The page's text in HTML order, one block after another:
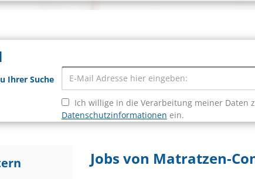
Ihrer Suche
Ich willige in die Verarbeitung meiner Daten
Datenschutzinformationen ein.
Jobs von Matratzen-